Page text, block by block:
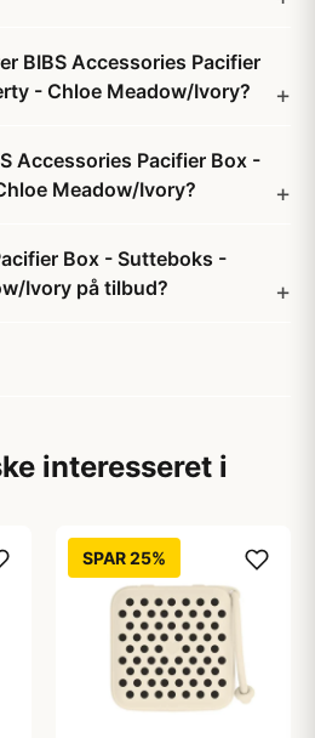
BIBS Accessories Pacifier
- Chloe Meadow/Ivory?
Accessories Pacifier Box -
Meadow/Ivory?
Box - Sutteboks -
Ivory på tilbud?
interesseret i
SPAR 25%